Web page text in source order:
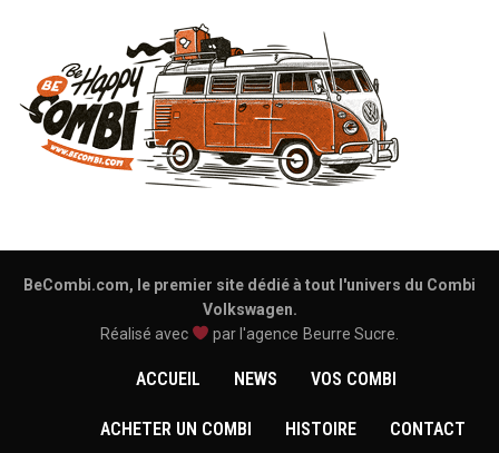
BeCombi.com, le premier site dédié à tout l'univers du Combi
Volkswagen.
Réalisé avec
par l'agence Beurre Sucre
ACCUEIL NEWS VOS COMBI
ACHETER UN COMBI HISTOIRE CONTACT